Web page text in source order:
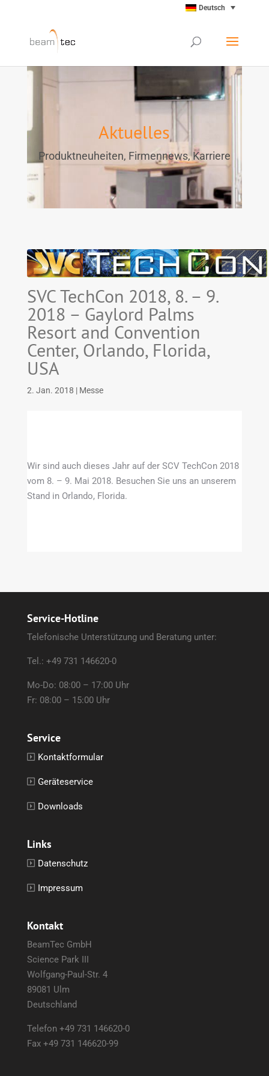
Deutsch
Aktuelles
Produktneuheiten, Firmennews, Karriere
SVC TechCon 2018, 8. – 9.
2018 – Gaylord Palms
Resort and Convention
Center, Orlando, Florida,
USA
2. Jan. 2018 | Messe
Wir sind auch dieses Jahr auf der SCV TechCon 2018
vom 8. – 9. Mai 2018. Besuchen Sie uns an unserem
Stand in Orlando, Florida.
Service-Hotline
Telefonische Unterstützung und Beratung unter:
Tel.: +49 731 146620-0
Mo-Do: 08:00 – 17:00 Uhr
Fr: 08:00 – 15:00 Uhr
Service
Kontaktformular
Geräteservice
Downloads
Links
Datenschutz
Impressum
Kontakt
BeamTec GmbH
Science Park III
Wolfgang-Paul-Str. 4
89081 Ulm
Deutschland
Telefon +49 731 146620-0
Fax +49 731 146620-99